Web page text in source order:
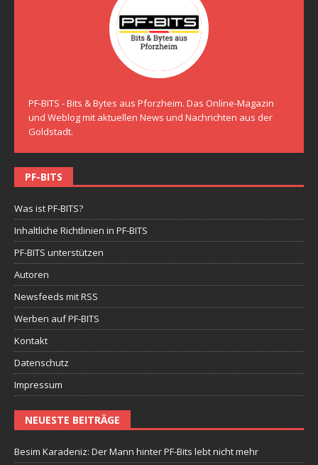
PF-BITS - Bits & Bytes aus Pforzheim. Das Online-Magazin
und Weblog mit aktuellen News und Nachrichten aus der
Goldstadt.
PF-BITS
Was ist PF-BITS?
Inhaltliche Richtlinien in PF-BITS
PF-BITS unterstützen
Autoren
Newsfeeds mit RSS
Werben auf PF-BITS
Kontakt
Datenschutz
Impressum
NEUESTE BEITRÄGE
Besim Karadeniz: Der Mann hinter PF-Bits lebt nicht mehr